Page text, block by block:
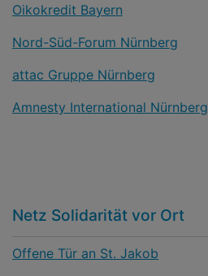
Oikokredit Bayern
Nord-Süd-Forum Nürnberg
attac Gruppe Nürnberg
Amnesty International Nürnberg
Netz Solidarität vor Ort
Offene Tür an St. Jakob